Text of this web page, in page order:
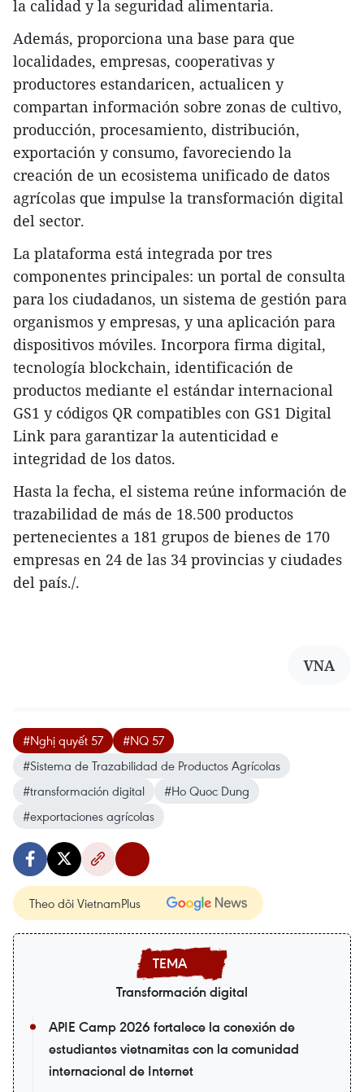
la calidad y la seguridad alimentaria.
Además, proporciona una base para que
localidades, empresas, cooperativas y
productores estandaricen, actualicen y
compartan información sobre zonas de cultivo,
producción, procesamiento, distribución,
exportación y consumo, favoreciendo la
creación de un ecosistema unificado de datos
agrícolas que impulse la transformación digital
del sector.
La plataforma está integrada por tres
componentes principales: un portal de consulta
para los ciudadanos, un sistema de gestión para
organismos y empresas, y una aplicación para
dispositivos móviles. Incorpora firma digital,
tecnología blockchain, identificación de
productos mediante el estándar internacional
GS1 y códigos QR compatibles con GS1 Digital
Link para garantizar la autenticidad e
integridad de los datos.
Hasta la fecha, el sistema reúne información de
trazabilidad de más de 18.500 productos
pertenecientes a 181 grupos de bienes de 170
empresas en 24 de las 34 provincias y ciudades
del país./.
VNA
#Nghị quyết 57
#NQ 57
#Sistema de Trazabilidad de Productos Agrícolas
#transformación digital
#Ho Quoc Dung
#exportaciones agrícolas
Theo dõi VietnamPlus
Transformación digital
APIE Camp 2026 fortalece la conexión de
estudiantes vietnamitas con la comunidad
internacional de Internet